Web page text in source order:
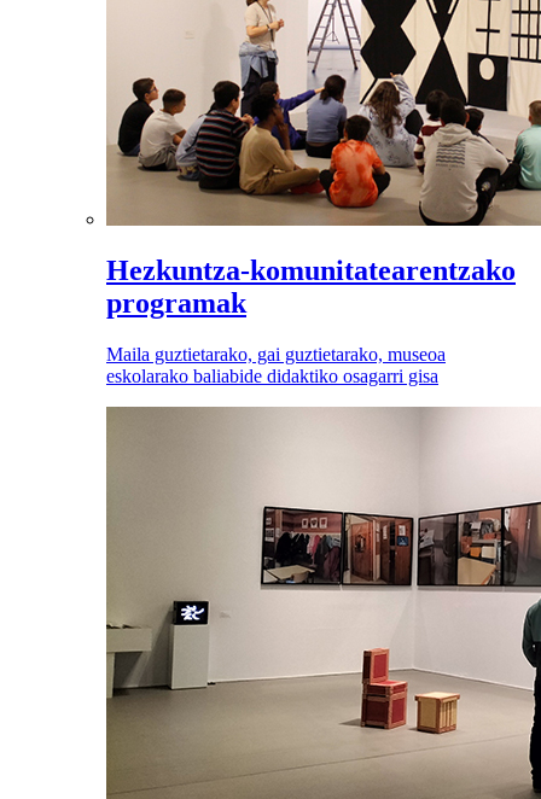
Hezkuntza-komunitatearentzako
programak
Maila guztietarako, gai guztietarako, museoa
eskolarako baliabide didaktiko osagarri gisa